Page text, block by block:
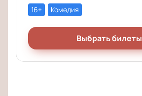
16+ Комедия
Выбрать билеты